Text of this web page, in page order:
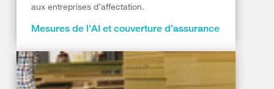
aux entreprises d’affectation.
Mesures de l’AI et couverture d’assurance